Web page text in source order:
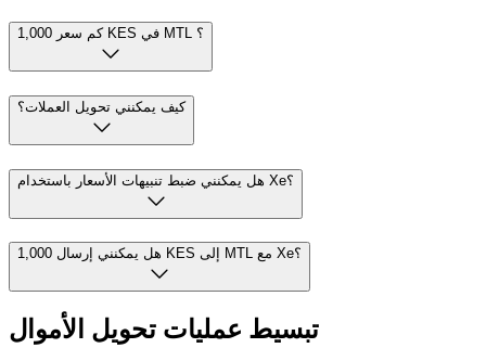
كم سعر 1,000 KES في MTL ؟
كيف يمكنني تحويل العملات؟
هل يمكنني ضبط تنبيهات الأسعار باستخدام Xe؟
هل يمكنني إرسال 1,000 KES إلى MTL مع Xe؟
تبسيط عمليات تحويل الأموال